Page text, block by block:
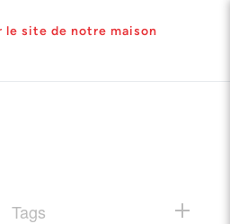
le site de notre maison
Tags